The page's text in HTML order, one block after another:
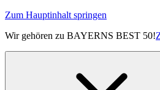
Zum Hauptinhalt springen
Wir gehören zu BAYERNS BEST 50!